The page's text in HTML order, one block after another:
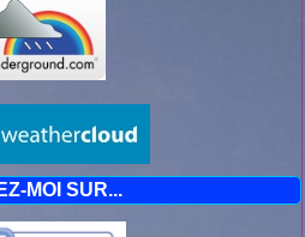
MOI SUR...